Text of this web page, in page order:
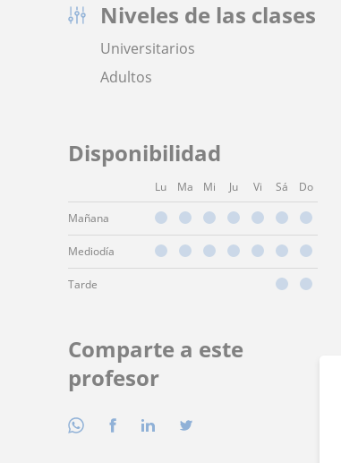
Niveles de las clases
Universitarios
Adultos
Disponibilidad
Lu Ma Mi Ju Vi Sá Do
Mañana
Mediodía
Tarde
Comparte a este
profesor